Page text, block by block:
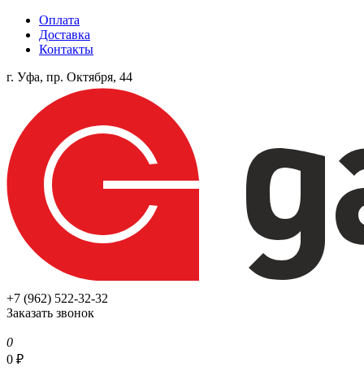
Оплата
Доставка
Контакты
г. Уфа, пр. Октября, 44
+7 (962) 522-32-32
Заказать звонок
0
0 ₽